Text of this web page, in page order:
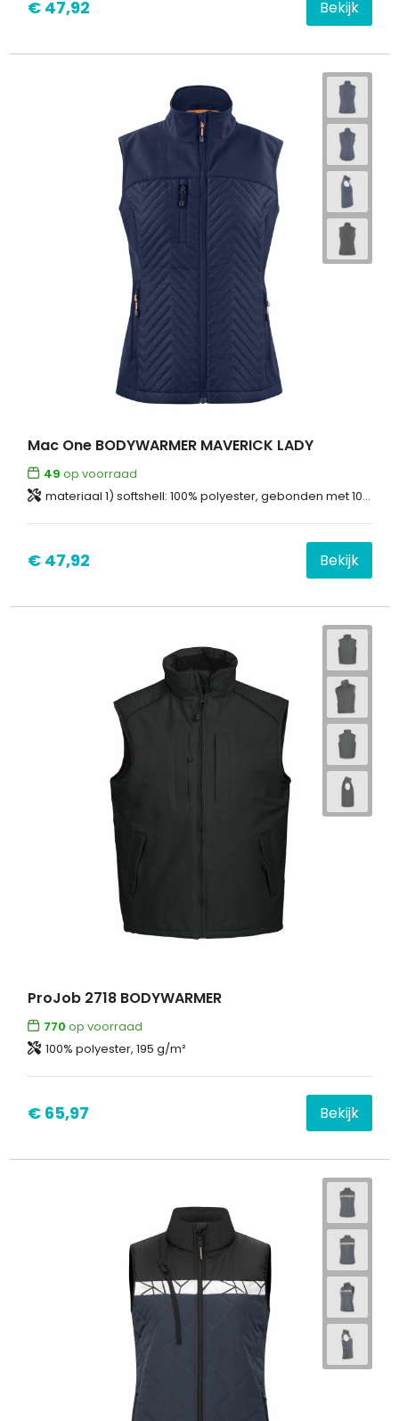
€ 47,92 Bekijk
Mac One BODYWARMER MAVERICK LADY
49 op voorraad
materiaal 1) softshell: 100% polyester, gebonden met 100% polyester fleece materiaal 2) 100% polyester, lichtgewatteerd en doorstikt
€ 47,92 Bekijk
ProJob 2718 BODYWARMER
770 op voorraad
100% polyester, 195 g/m²
€ 65,97 Bekijk